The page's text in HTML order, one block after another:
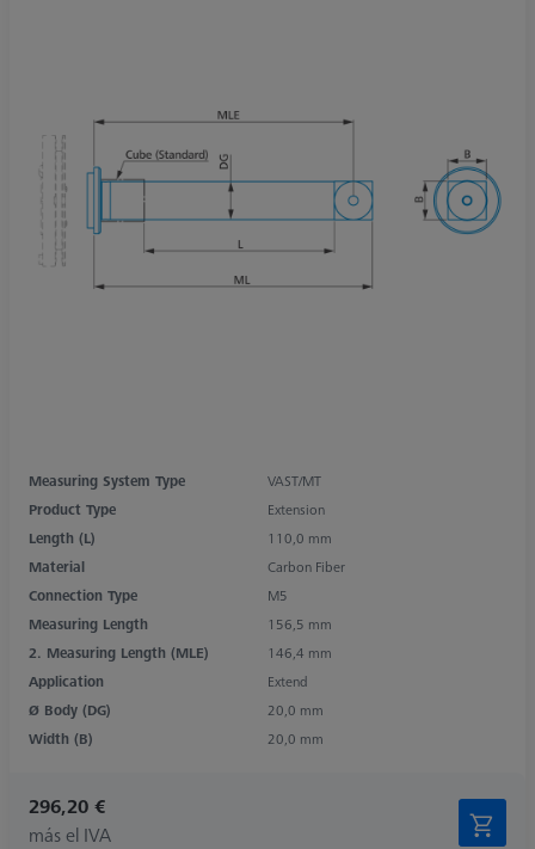
Measuring System Type
VAST/MT
Product Type
Extension
Length (L)
110,0 mm
Material
Carbon Fiber
Connection Type
M5
Measuring Length
156,5 mm
2. Measuring Length (MLE)
146,4 mm
Application
Extend
Ø Body (DG)
20,0 mm
Width (B)
20,0 mm
296,20 €
más el IVA